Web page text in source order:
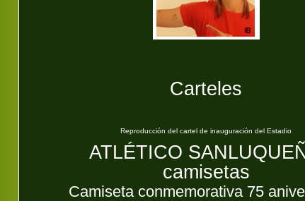
Carteles
Reproducción del cartel de inauguración del Estadio
ATLÉTICO
camisetas
Camiseta conmemorativa 75